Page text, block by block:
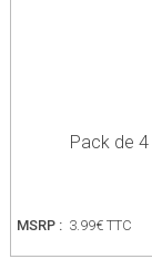
Pack de
MSRP : 3.99€ TTC